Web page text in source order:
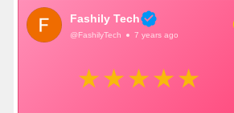
Fashily Tech
@FashilyTech 7 years ago